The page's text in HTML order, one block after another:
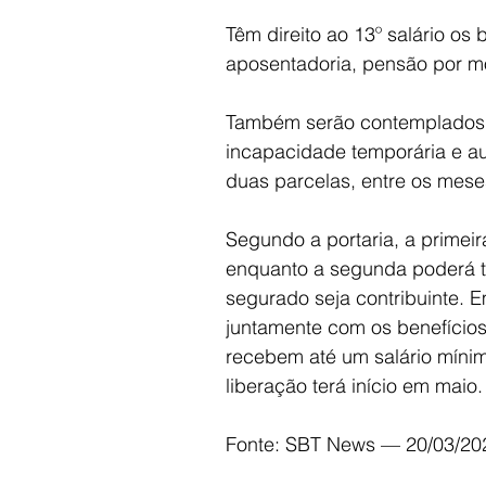
Têm direito ao 13º salário
aposentadoria, pensão por
Também serão
incapacidade temporária e
duas parcelas, entre os
Segundo a portaria, a
enquanto a segunda
segurado seja contribuinte.
juntamente com os
recebem até um salário
liberação terá início em maio.
Fonte: SBT News — 20/03/